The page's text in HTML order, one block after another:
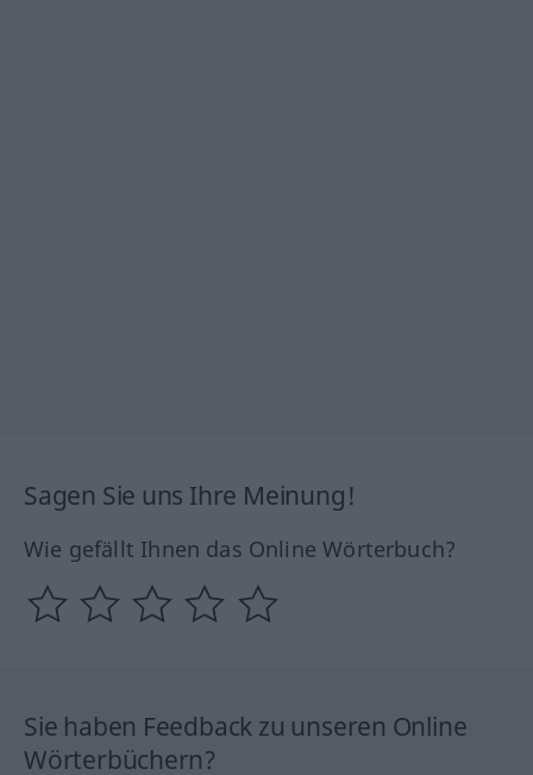
Sagen Sie uns Ihre Meinung!
Wie gefällt Ihnen das Online Wörterbuch?
Sie haben Feedback zu unseren Online
Wörterbüchern?